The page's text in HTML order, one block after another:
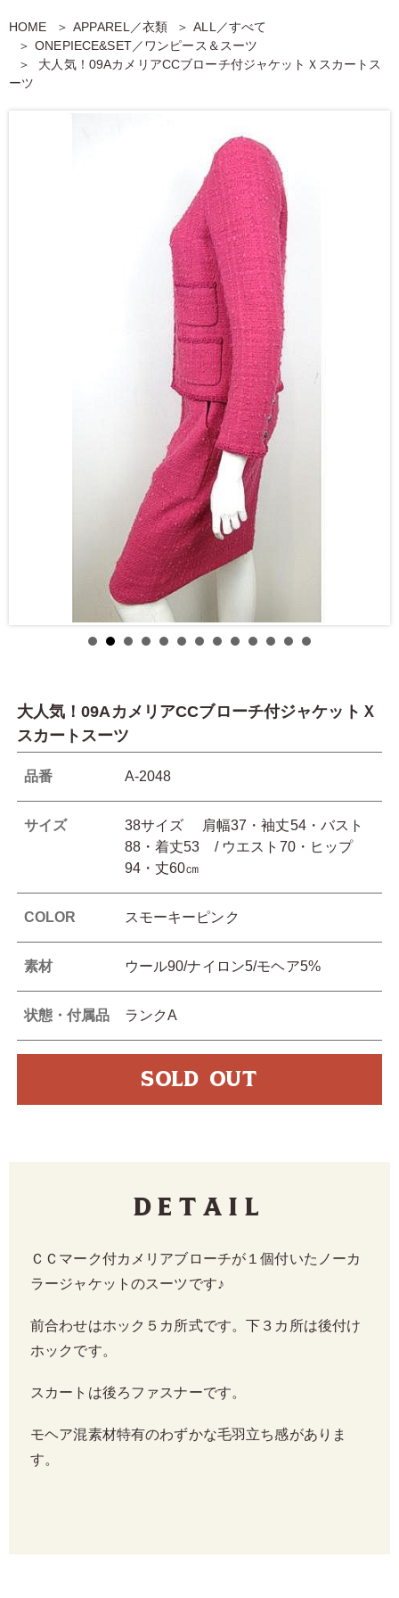
HOME APPAREL／衣類
ALL／すべて
ONEPIECE&SET／ワンピース＆スーツ
大人気！09AカメリアCCブローチ付ジャケットＸスカートス
ーツ
大人気！09AカメリアCCブローチ付ジャケットＸ
スカートスーツ
品番 A-2048
サイズ
38サイズ 肩幅37・袖丈54・バスト
88・着丈53 / ウエスト70・ヒップ
94・丈60㎝
COLOR スモーキーピンク
素材 ウール90/ナイロン5/モヘア5%
状態・付属品 ランクA
SOLD OUT
Detail
ＣＣマーク付カメリアブローチが１個付いたノーカ
ラージャケットのスーツです♪
前合わせはホック５カ所式です。下３カ所は後付け
ホックです。
スカートは後ろファスナーです。
モヘア混素材特有のわずかな毛羽立ち感がありま
す。